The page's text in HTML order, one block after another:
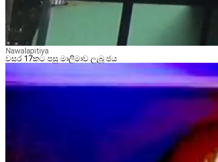
Nawalapitiya
වසර 17කට පසු මාලිමාව ලැබූ ජය